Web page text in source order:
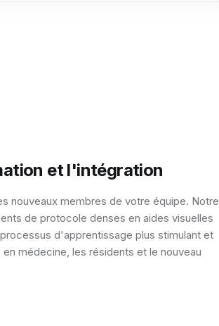
et l'intégration
nouveaux membres de votre équipe. Notre
de protocole denses en aides visuelles
d'apprentissage plus stimulant et
médecine, les résidents et le nouveau